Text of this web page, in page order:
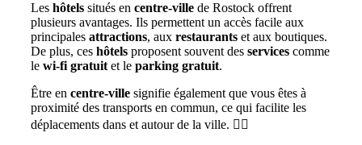
Les hôtels situés en centre-ville de Rostock offrent
plusieurs avantages. Ils permettent un accès facile aux
principales attractions, aux restaurants et aux boutiques.
De plus, ces hôtels proposent souvent des services comme
le wi-fi gratuit et le parking gratuit.
Être en centre-ville signifie également que vous êtes à
proximité des transports en commun, ce qui facilite les
déplacements dans et autour de la ville. 🚶‍♂️